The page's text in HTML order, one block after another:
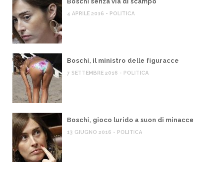
4 APRILE 2016 - POLITICA
Boschi, il ministro delle figuracce
7 SETTEMBRE 2016 - POLITICA
Boschi, gioco lurido a suon di minacce
13 GIUGNO 2016 - POLITICA